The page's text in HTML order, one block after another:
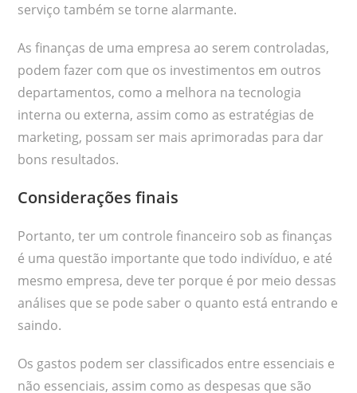
serviço também se torne alarmante.
As finanças de uma empresa ao serem controladas,
podem fazer com que os investimentos em outros
departamentos, como a melhora na tecnologia
interna ou externa, assim como as estratégias de
marketing, possam ser mais aprimoradas para dar
bons resultados.
Considerações finais
Portanto, ter um controle financeiro sob as finanças
é uma questão importante que todo indivíduo, e até
mesmo empresa, deve ter porque é por meio dessas
análises que se pode saber o quanto está entrando e
saindo.
Os gastos podem ser classificados entre essenciais e
não essenciais, assim como as despesas que são